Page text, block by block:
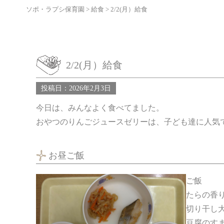
ソポ・ラプシ保育園 > 給食 > 2/2(月）給食
2/2(月）給食
投稿日：2026年2月3日
今日は、みんなよく食べてました。
おやつのりんごジュースゼリーは、子ども達に人気
お昼ご飯
ご飯
たらの香
切り干し